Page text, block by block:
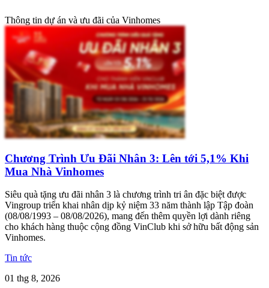
Thông tin dự án và ưu đãi của Vinhomes
Chương Trình Ưu Đãi Nhân 3: Lên tới 5,1% Khi
Mua Nhà Vinhomes
Siêu quà tặng ưu đãi nhân 3 là chương trình tri ân đặc biệt được
Vingroup triển khai nhân dịp kỷ niệm 33 năm thành lập Tập đoàn
(08/08/1993 – 08/08/2026), mang đến thêm quyền lợi dành riêng
cho khách hàng thuộc cộng đồng VinClub khi sở hữu bất động sản
Vinhomes.
Tin tức
01 thg 8, 2026